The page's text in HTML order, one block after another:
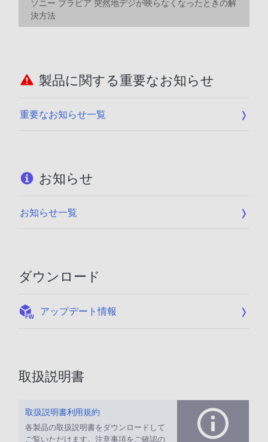
ソニー ブラビア 突然地デジが映らなくなったときの解
決方法
製品に関する重要なお知らせ
重要なお知らせ一覧
お知らせ
お知らせ一覧
ダウンロード
アップデート情報
取扱説明書
取扱説明書利用規約
各製品の取扱説明書をダウンロードして
ご覧いただけます。注意事項をご確認の